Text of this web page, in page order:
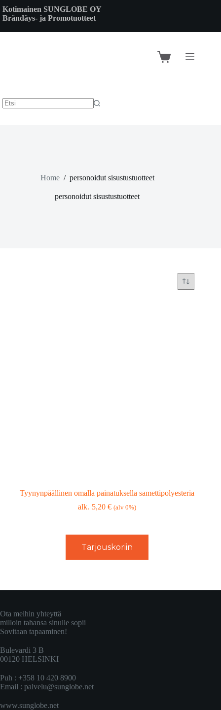
to
content
Kotimainen SUNGLOBE OY
Brändäys- ja Promotuotteet
Shopping
Home / personoidut sisustustuotteet
personoidut sisustustuotteet
Tyynynpäällinen omalla painatuksella samettipolyesteria
5,20€ (alv 0%)
Tarjouskoriin
Ota meihin yhteyttä
milloin tahansa sinulle sopii
Sovitaan tapaaminen!
Bulevardi 3 B
00120 HELSINKI
Puh : +358 10 420 8900
Email : palvelu@sunglobe.net
www.sunglobe.net